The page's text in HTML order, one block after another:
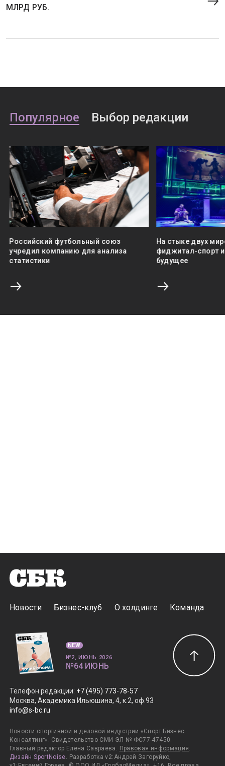
МЛРД РУБ.
Популярное Выбор редакции
Российский футбольный союз
учредил компанию для анализа
статистики
На стыке двух
фиджитал-спорт
будущее
Новости Бизнес-клуб О холдинге Команда
Телефон редакции: +7 (495) 773-78-57
Москва, Академика Ильюшина, 4, к.2, оф.93
info@s-bc.ru
Новости спортивной и деловой индустрии «Спорт Бизнес
Консалтинг». Свидетельство СМИ ЭЛ № ФС77-47450.
Главный редактор Елена Савраева. Правовая информация.
Дизайн SportNoise. Разработка v2:Андрей Загоруйко,
NEW
№2, ИЮНЬ 2026
№64 ИЮНЬ